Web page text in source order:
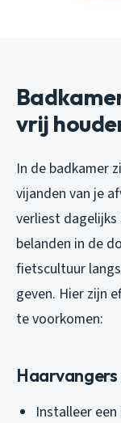
vrij
In de badkamer
vijanden van je
verliest dagelijks
belanden in de
fietscultuur
geven. Hier zijn
te voorkomen:
Installeer